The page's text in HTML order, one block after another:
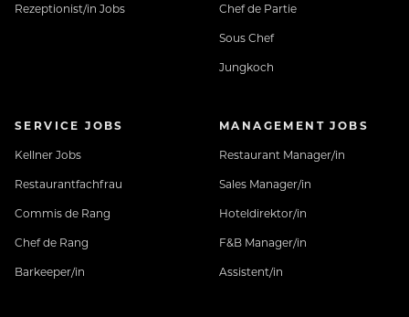
Top-ausgestattete Mitarbeiterunterkunft: Bad/WC,
Wohn-Schlafraum, W-LAN, TV...
Woche, auch an arbeitsfreien Tagen
Neuhaus BONUS CARD für Rabatt bei unseren
Partnern in der Region
Rezeptionist/in Jobs
Chef de Partie
Sous Chef
Jungkoch
SERVICE JOBS
Kellner Jobs
Restaurantfachfrau
Commis de Rang
Chef de Rang
Barkeeper/in
MANAGEMENT JOBS
Restaurant Manager/in
Sales Manager/in
Hoteldirektor/in
F&B Manager/in
Assistent/in